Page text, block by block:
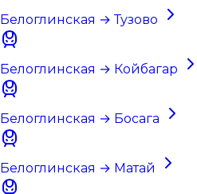
Белоглинская → Тузово
Белоглинская → Койбагар
Белоглинская → Босага
Белоглинская → Матай